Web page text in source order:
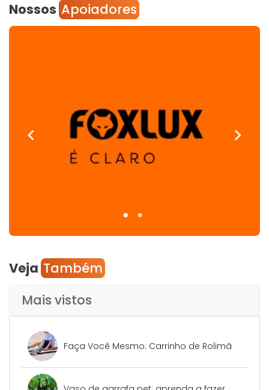
Nossos Apoiadores
Veja Também
Mais vistos
Faça Você Mesmo: Carrinho de Rolimã